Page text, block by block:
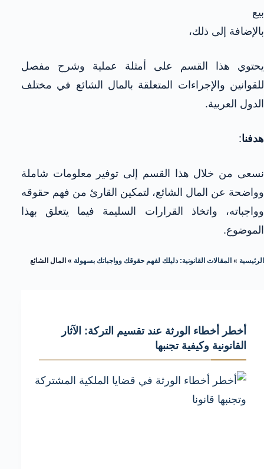
بيع
بالإضافة إلى ذلك،
يحتوي هذا القسم على أمثلة عملية وشرح مفصل
للقوانين والإجراءات المتعلقة بالمال الشائع في مختلف
الدول العربية.
هدفنا:
نسعى من خلال هذا القسم إلى توفير معلومات شاملة
وواضحة عن المال الشائع، لتمكين القارئ من فهم حقوقه
وواجباته، واتخاذ القرارات السليمة فيما يتعلق بهذا
الموضوع.
الرئيسية » المقالات القانونية: دليلك لفهم حقوقك وواجباتك بسهولة » المال الشائع
أخطر أخطاء الورثة عند تقسيم التركة: الآثار
القانونية وكيفية تجنبها